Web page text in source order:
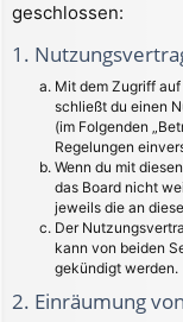
geschlossen:
1.
Mit dem Zugriff auf
schließt du einen
(im Folgenden
Regelungen
Wenn du mit
das Board nicht
jeweils die an
Der
kann von beiden
gekündigt werden.
2. Einräumung